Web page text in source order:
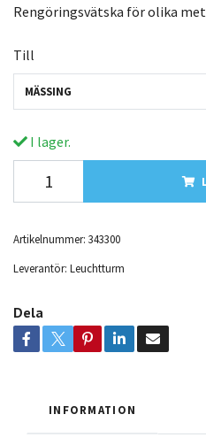
Rengöringsvätska för olika
Till
MÄSSING
I lager.
Artikelnummer: 343300
Leverantör: Leuchtturm
Dela
INFORMATION